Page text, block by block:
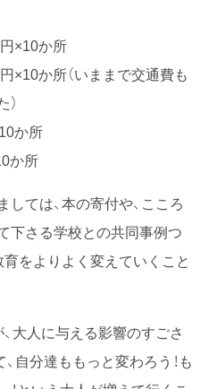
×10か所
か所（いままで交通費も
か所
か所
ては、本の寄付や、こころ
下さる学校との共同事例つ
育をよりよく変えていくこと
大人に与える影響のすごさ
自分達ももっと変わろう！も